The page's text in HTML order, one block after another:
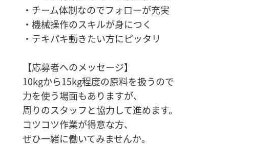
・チーム体制なのでフォローが充実
・機械操作のスキルが身につく
・テキパキ動きたい方にピッタリ
【応募者へのメッセージ】
10kgから15kg程度の原料を扱うので
力を使う場面もありますが、
周りのスタッフと協力して進めます。
コツコツ作業が得意な方、
ぜひ一緒に働いてみませんか。